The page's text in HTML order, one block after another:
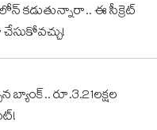
కడుతున్నారా.. ఈ సీక్రెట్
చేసుకోవచ్చు!
బ్యాంక్.. రూ.3.21లక్షల